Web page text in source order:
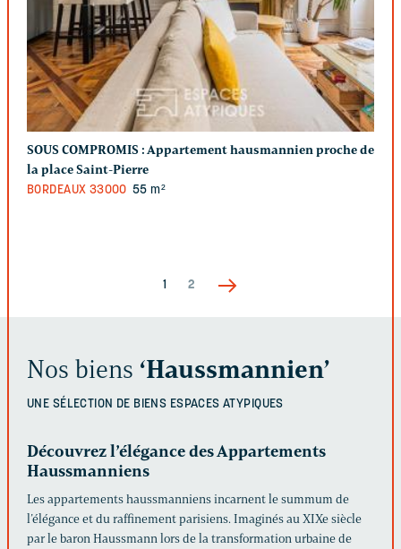
SOUS COMPROMIS :Appartement hausmannien proche de
la place Saint-Pierre
BORDEAUX 33000 55 m²
1 2
Nos biens ‘Haussmannien’
UNE SÉLECTION DE BIENS ESPACES ATYPIQUES
Découvrez l’élégance des Appartements
Haussmanniens
Les appartements haussmanniens incarnent le summum de
l’élégance et du raffinement parisiens. Imaginés au XIXe siècle
par le baron Haussmann lors de la transformation urbaine de